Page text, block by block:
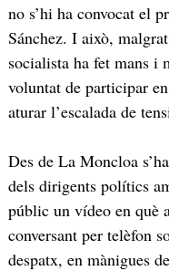
no s’hi ha convocat el
Sánchez. I això,
socialista ha fet mans i
voluntat de participar
aturar l’escalada de
Des de La Moncloa
dels dirigents polítics
públic un vídeo en què
conversant per telèfon
despatx, en mànigues